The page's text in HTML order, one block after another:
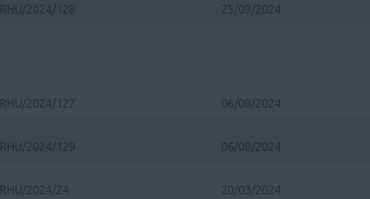
RHU/2024/128 25/09/2024
RHU/2024/127 06/08/2024
RHU/2024/129 06/08/2024
RHU/2024/24 20/03/2024